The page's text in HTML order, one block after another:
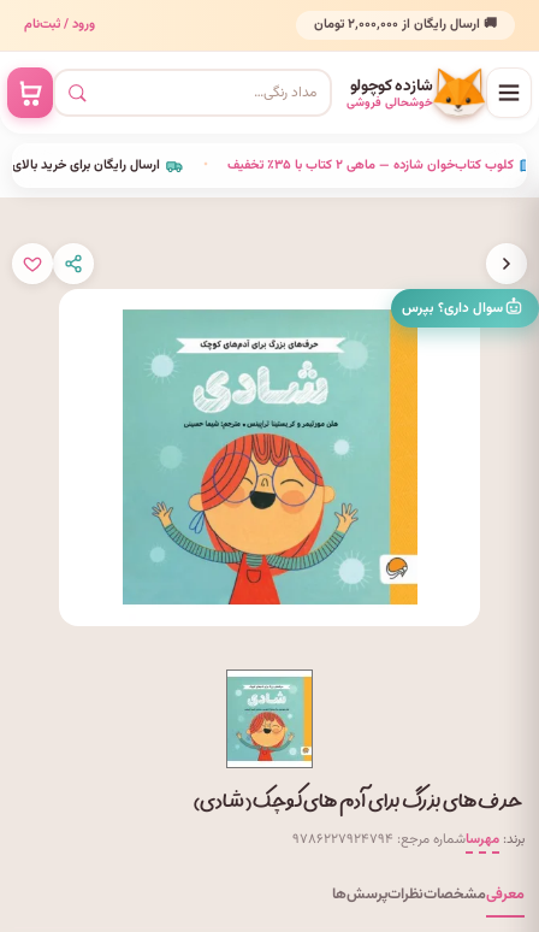
🚚 ارسال رایگان از ۲٬۰۰۰٬۰۰۰ تومان ورود / ثبت‌نام
شازده کوچولو
خوشحالی فروشی
ارسال رایگان برای خرید بالای • کلوب کتاب‌خوان شازده — ماهی ۲ کتاب با ۳۵٪ تخفیف •
سوال داری؟ بپرس
حرف های بزرگ برای آدم های کوچک (شادی)
برند: مهرساشماره مرجع: ۹۷۸۶۲۲۷۹۲۴۷۹۴
معرفیمشخصاتنظراتپرسش‌ها